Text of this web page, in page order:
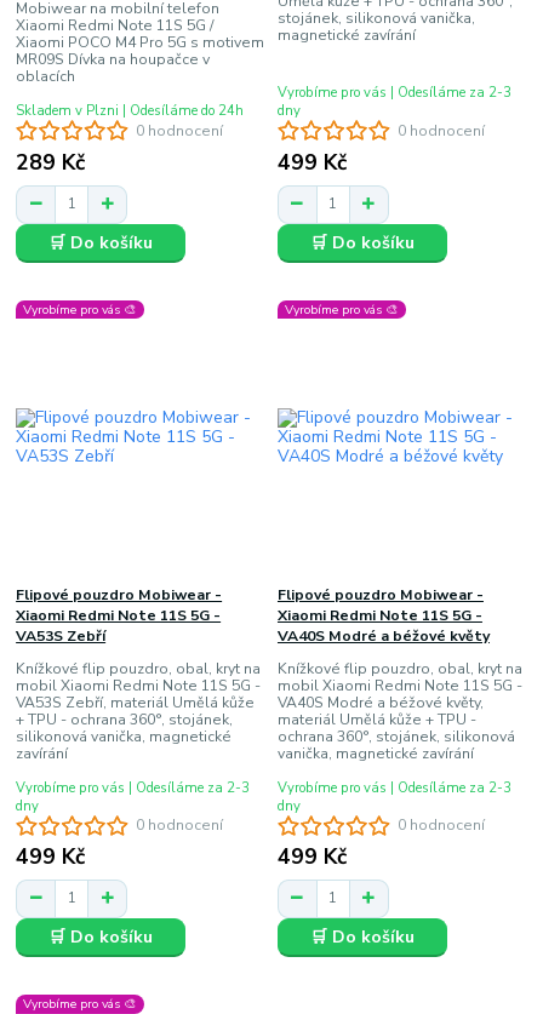
0 hodnocení
Mobiwear na mobilní telefon
Xiaomi Redmi Note 11S 5G /
Xiaomi POCO M4 Pro 5G s motivem
MR09S Dívka na houpačce v
oblacích
289 Kč
Skladem v Plzni | Odesíláme do 24h
🛒 Do košíku
0 hodnocení
stojánek, silikonová vanička,
magnetické zavírání
499 Kč
Vyrobíme pro vás | Odesíláme za 2-3
dny
🛒 Do košíku
Vyrobíme pro vás 🎨
0 hodnocení
Flipové pouzdro Mobiwear -
Xiaomi Redmi Note 11S 5G -
VA53S Zebří
Knížkové flip pouzdro, obal, kryt na
mobil Xiaomi Redmi Note 11S 5G -
VA53S Zebří, materiál Umělá kůže
+ TPU - ochrana 360°, stojánek,
silikonová vanička, magnetické
zavírání
499 Kč
Vyrobíme pro vás | Odesíláme za 2-3
dny
🛒 Do košíku
Vyrobíme pro vás 🎨
0 hodnocení
Flipové pouzdro Mobiwear -
Xiaomi Redmi Note 11S 5G -
VA40S Modré a béžové květy
Knížkové flip pouzdro, obal, kryt na
mobil Xiaomi Redmi Note 11S 5G -
VA40S Modré a béžové květy,
materiál Umělá kůže + TPU -
ochrana 360°, stojánek, silikonová
vanička, magnetické zavírání
499 Kč
Vyrobíme pro vás | Odesíláme za 2-3
dny
🛒 Do košíku
Vyrobíme pro vás 🎨